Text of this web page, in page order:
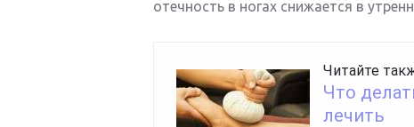
отечность в ногах снижается в
Читайте
Что
лечить